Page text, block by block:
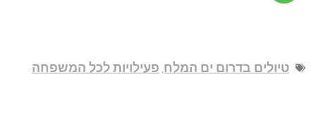
טיולים בדרום ים המלח פעילויות לכל המשפחה